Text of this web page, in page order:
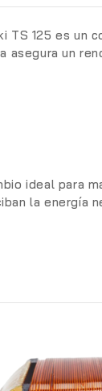
TS 125 es un
asegura un
ideal para
la energía